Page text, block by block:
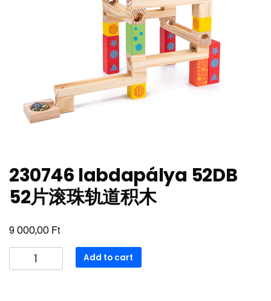
230746 labdapálya 52DB
52片滚珠轨道积木
9 000,00 Ft
230746
labdapálya
Add to cart